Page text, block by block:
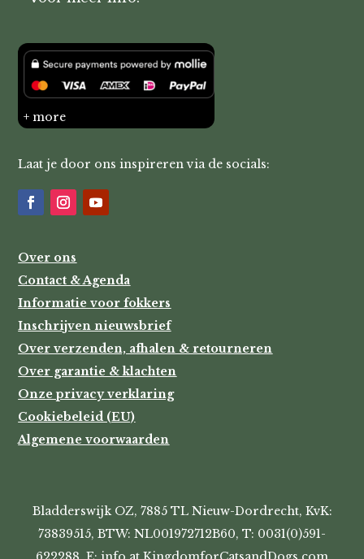
+ more
Laat je door ons inspireren via de socials:
Over ons
Contact & Agenda
Informatie voor fokkers
Inschrijven nieuwsbrief
Over verzenden, afhalen & retourneren
Over garantie & klachten
Onze privacy verklaring
Cookiebeleid (EU)
Algemene voorwaarden
Bladderswijk OZ, 7885 TL Nieuw-Dordrecht, KvK:
73839515, BTW: NL001972712B60, T: 0031(0)591-